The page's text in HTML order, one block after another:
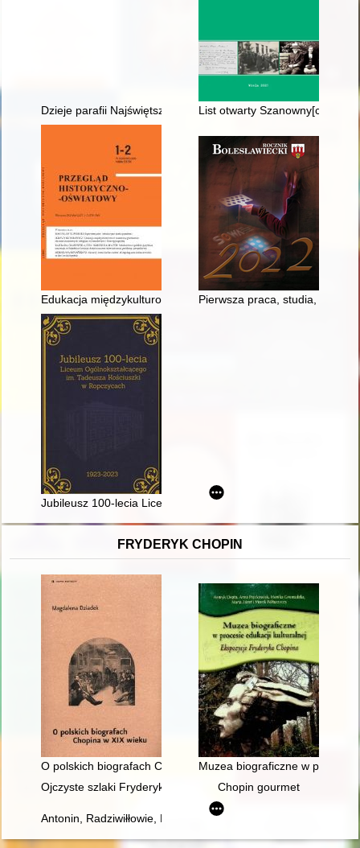
Dzieje parafii Najświętszego Serca Pana Jezusa w Białośliwiu
List otwarty Szanowny[ch]
Edukacja międzykulturowa w kontekście problemów
Pierwsza praca, studia, praca
Jubileusz 100-lecia Liceum Ogólnokształcącego im.
FRYDERYK CHOPIN
O polskich biografach Chopina w XIX wieku
Muzea biograficzne w
Ojczyste szlaki Fryderyka Chopina
Chopin gourmet
Antonin, Radziwiłłowie, Fryderyk Chopin [1810-1849]